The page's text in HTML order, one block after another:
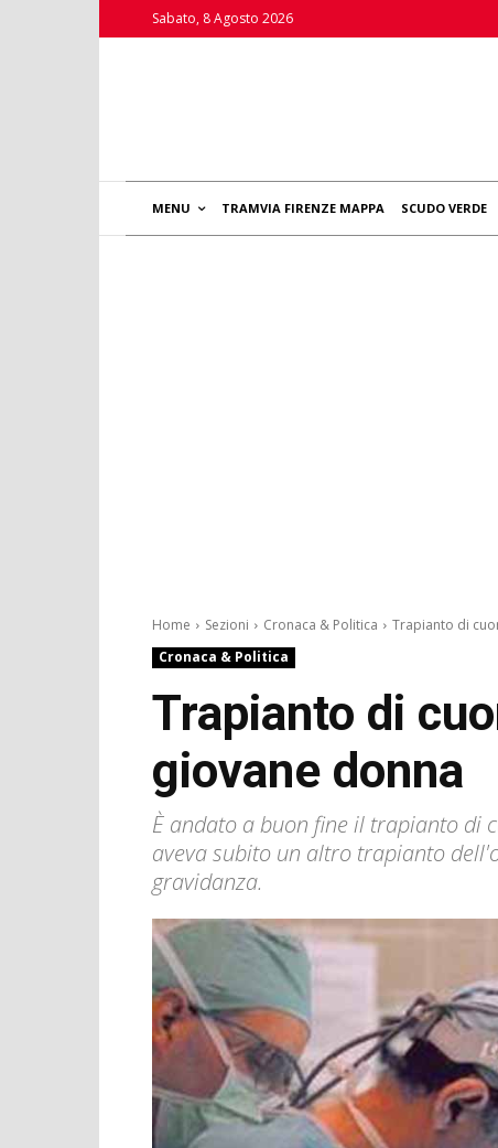
Sabato, 8 Agosto 2026
MENU TRAMVIA FIRENZE MAPPA SCUDO VERDE
Home Sezioni Cronaca & Politica
Trapianto di
Cronaca & Politica
Trapianto di
giovane donna
È andato a buon fine il trapianto di
aveva subito un altro trapianto
gravidanza.